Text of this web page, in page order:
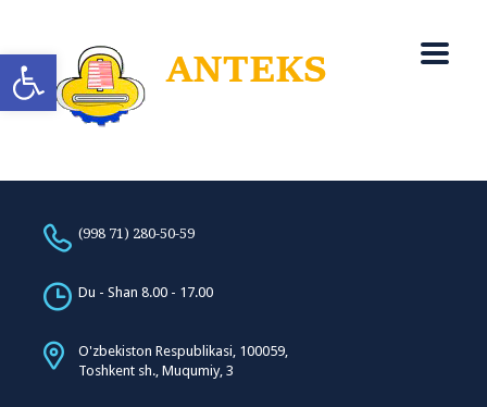
Open toolbar
(998 71) 280-50-59
Du - Shan 8.00 - 17.00
O'zbekiston Respublikasi, 100059,
Toshkent sh., Muqumiy, 3